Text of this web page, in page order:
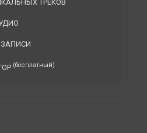
ТРЕКОВ
(бесплатный)